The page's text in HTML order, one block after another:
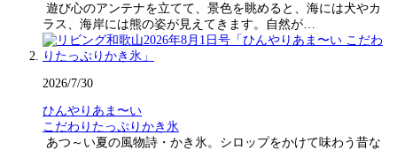
遊び心のアンテナを立てて、景色を眺めると、海には犬やカ
ラス、海岸には熊の姿が見えてきます。自然が…
2026/7/30
ひんやりあま〜い
こだわりたっぷりかき氷
あつ～い夏の風物詩・かき氷。シロップをかけて味わう昔な